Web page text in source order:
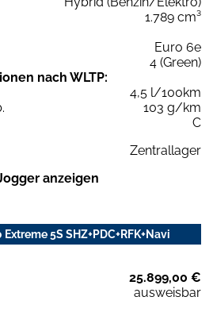
1.789 cm³
Euro 6e
4 (Green)
nach WLTP:
4,5 l/100km
103 g/km
C
Zentrallager
anzeigen
5S SHZ+PDC+RFK+Navi
25.899,00 €
ausweisbar